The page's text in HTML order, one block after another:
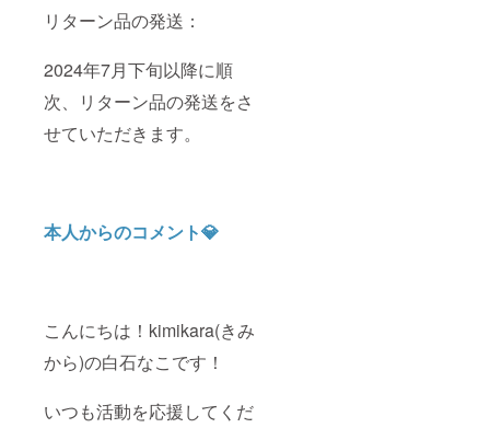
リターン品の発送：
2024年7月下旬以降に順
次、リターン品の発送をさ
せていただきます。
本人からのコメント💎
こんにちは！kimikara(きみ
から)の白石なこです！
いつも活動を応援してくだ